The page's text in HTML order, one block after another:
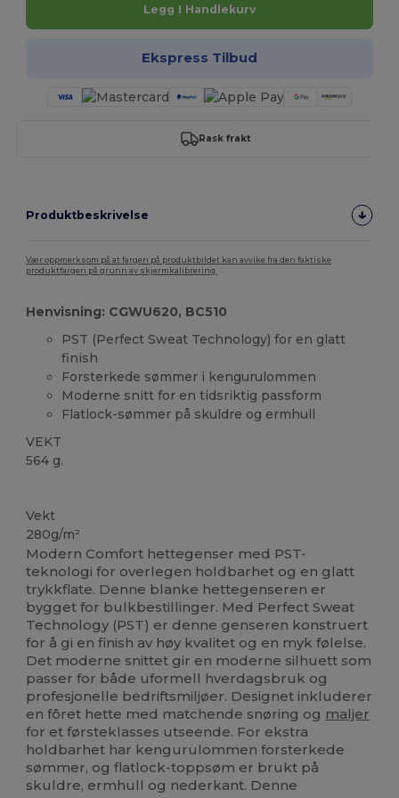
Legg I Handlekurv
Ekspress Tilbud
Rask frakt
Produktbeskrivelse
Vær oppmerksom på at fargen på produktbildet kan avvike fra den faktiske
produktfargen på grunn av skjermkalibrering.
Henvisning: CGWU620, BC510
PST (Perfect Sweat Technology) for en glatt
finish
Forsterkede sømmer i kengurulommen
Moderne snitt for en tidsriktig passform
Flatlock-sømmer på skuldre og ermhull
VEKT
564 g.
Vekt
280g/m²
Modern Comfort hettegenser med PST-
teknologi for overlegen holdbarhet og en glatt
trykkflate. Denne blanke hettegenseren er
bygget for bulkbestillinger. Med Perfect Sweat
Technology (PST) er denne genseren konstruert
for å gi en finish av høy kvalitet og en myk følelse.
Det moderne snittet gir en moderne silhuett som
passer for både uformell hverdagsbruk og
profesjonelle bedriftsmiljøer. Designet inkluderer
en fôret hette med matchende snøring og maljer
for et førsteklasses utseende. For ekstra
holdbarhet har kengurulommen forsterkede
sømmer, og flatlock-toppsøm er brukt på
skuldre, ermhull og nederkant. Denne